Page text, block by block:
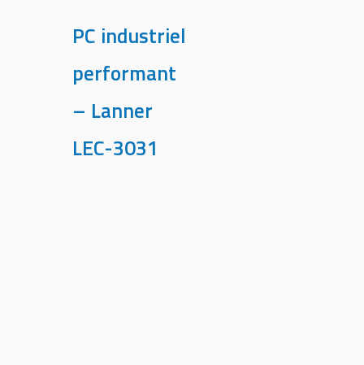
PC industriel
performant
– Lanner
LEC-3031